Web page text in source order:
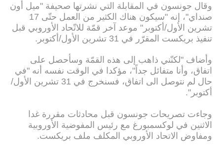
وقال جونسون في المقابلة التي نشرتها صحيفة "ميل أون
صنداي"، إنه "سيكون هناك الكثير من العمل حتّى 17
تشرين الأول/أكتوبر" موعد آخر قمّة للاتّحاد الأوروبي قبل
تنفيذ بريكست المقرّر في 31 تشرين الأول/أكتوبر.
وأضاف "لكنّني ذاهب إلى هذه القمّة وسأحصل على
اتفاق، وأنا متفائل جداً"، مؤكدا في الوقت نفسه أنه "في
حال لم نتوصل الى اتفاق، فسنخرج في 31 تشرين الأول/
أكتوبر".
وجاءت تصريحات جونسون قبل محادثات مقررة غدا
الاثنين في لوكسمبورغ مع رئيس المفوضية الأوروبية
ومفاوض الاتحاد الأوروبي المكلف ملف بريكست.